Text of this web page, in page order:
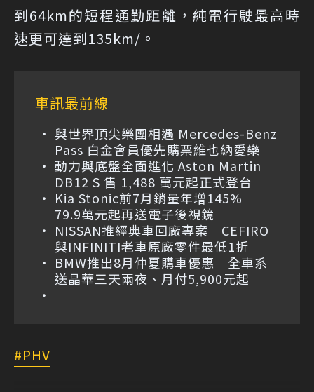
到64km的短程通勤距離，純電行駛最高時
速更可達到135km/。
車訊最前線
與世界頂尖樂團相遇 Mercedes-Benz
Pass 白金會員優先購票維也納愛樂
動力與底盤全面進化 Aston Martin
DB12 S 售 1,488 萬元起正式登台
Kia Stonic前7月銷量年增145%
79.9萬元起再送電子後視鏡
NISSAN推經典車回廠專案 CEFIRO
與INFINITI老車原廠零件最低1折
BMW推出8月仲夏購車優惠 全車系
送晶華三天兩夜、月付5,900元起
PHV